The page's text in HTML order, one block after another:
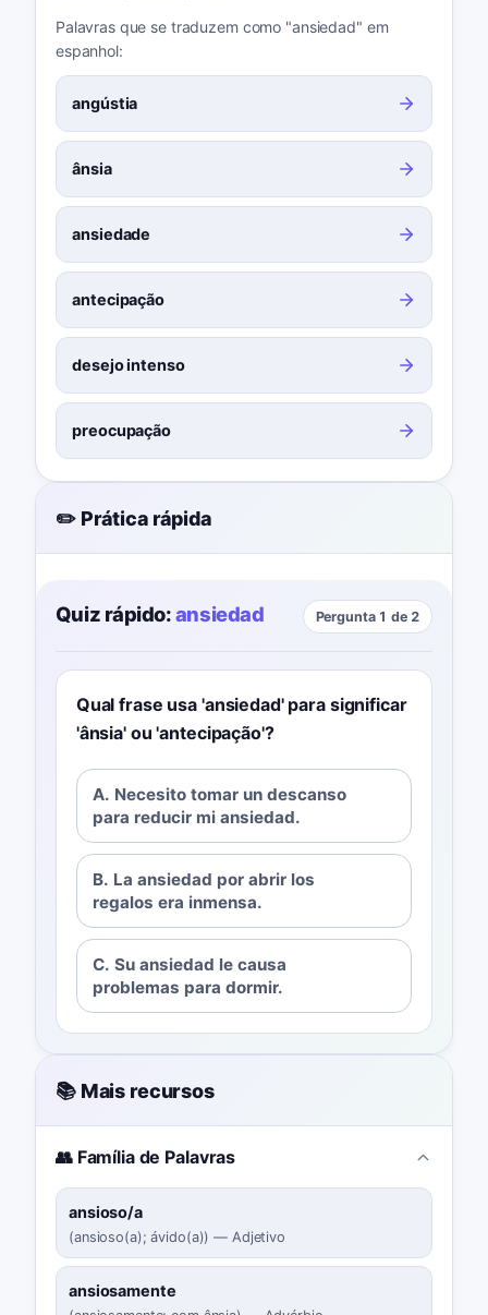
Palavras que se traduzem como "ansiedad" em
espanhol:
angústia
ânsia
ansiedade
antecipação
desejo intenso
preocupação
✏️ Prática rápida
Quiz rápido:ansiedad Pergunta 1 de 2
Qual frase usa 'ansiedad' para significar
'ânsia' ou 'antecipação'?
A. Necesito tomar un descanso
para reducir mi ansiedad.
B. La ansiedad por abrir los
regalos era inmensa.
C. Su ansiedad le causa
problemas para dormir.
📚 Mais recursos
👥 Família de Palavras
ansioso/a
(ansioso(a); ávido(a)) — Adjetivo
ansiosamente